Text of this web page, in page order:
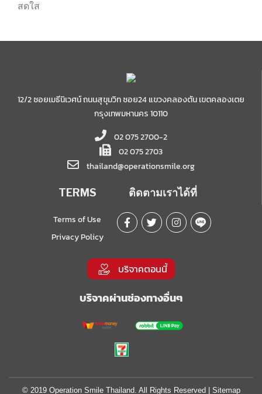
สดใส
12/2 ซอยเมธีนิเวศน์ ถนนสุขุมวิท ซอย24 แขวงคลองตัน เขตคลองเตย
กรุงเทพมหานคร 10110
02 075 2700-2
02 075 2703
thailand@operationsmile.org
TERMS
Terms of Use
Privacy Policy
ติดตามเราได้ที่
บริจาคตอนนี้
บริจาคผ่านช่องทางอื่นๆ
© 2019 Operation Smile Thailand. All Rights Reserved | Sitemap